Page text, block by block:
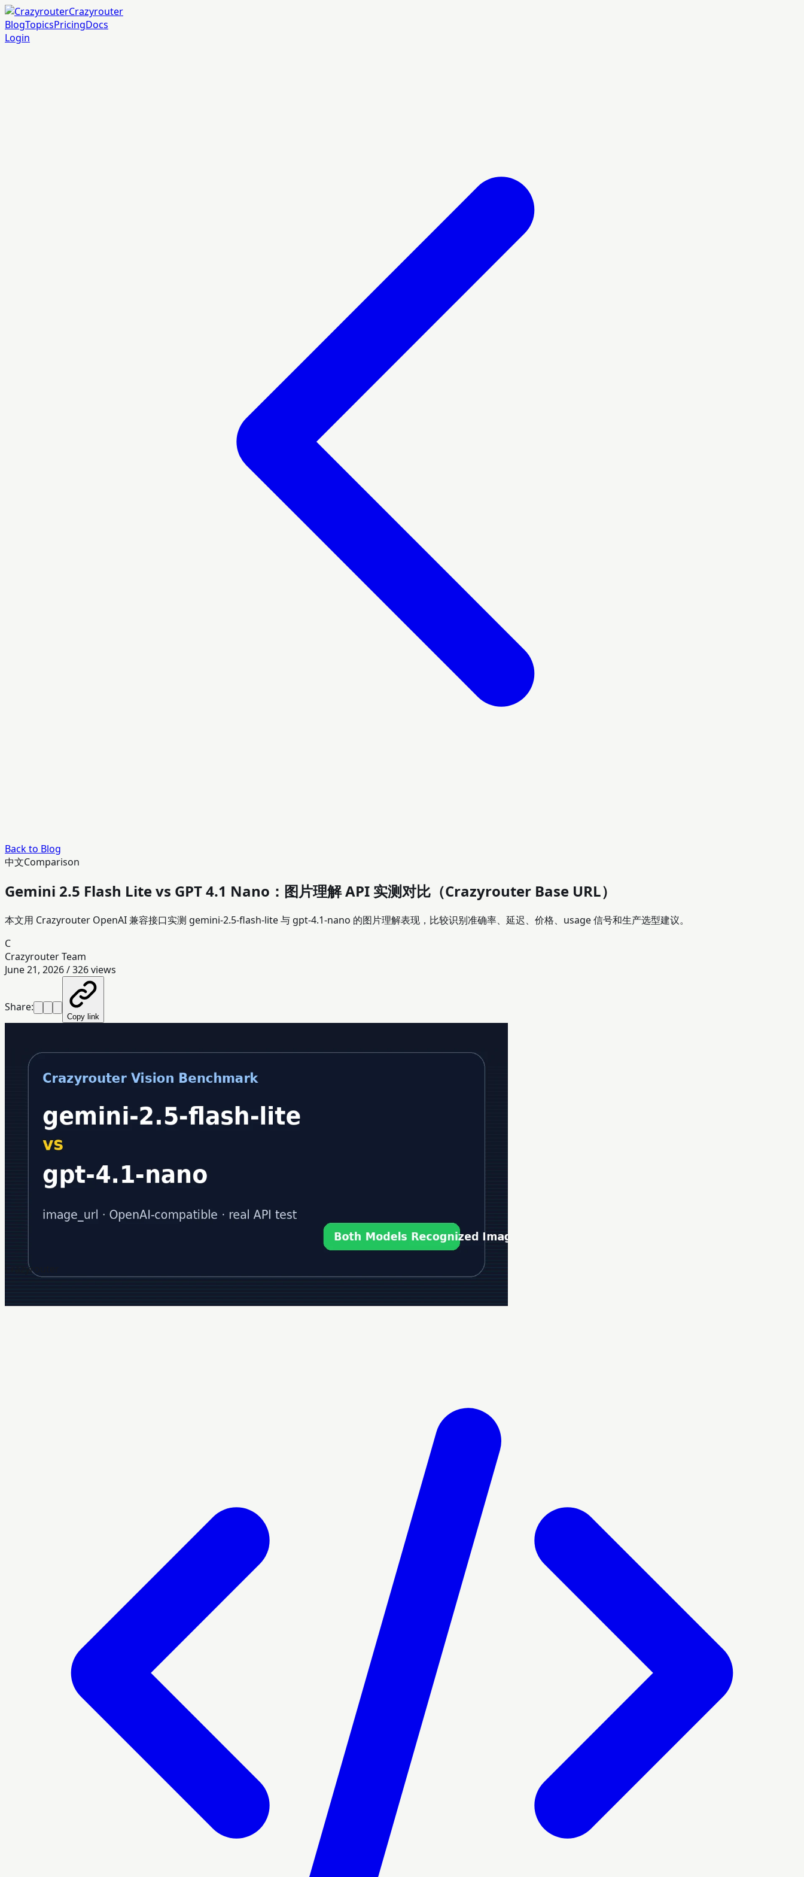
Crazyrouter
BlogTopicsPricingDocs
Login
Back to Blog
中文Comparison
Gemini 2.5 Flash Lite vs GPT 4.1 Nano：图片理解 API 实测对比（Crazyrouter Base URL）
本文用 Crazyrouter OpenAI 兼容接口实测 gemini-2.5-flash-lite 与 gpt-4.1-nano 的图片理解表现，比较识别准确率、延迟、价格、usage 信号和生产选型建议。
C
Crazyrouter Team
June 21, 2026/326views
Share:
Copy link
Crazyrouter